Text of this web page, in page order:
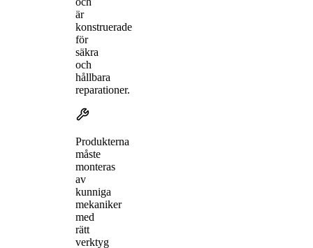
är
konstruerade
för
säkra
och
hållbara
reparationer.
Produkterna
måste
monteras
av
kunniga
mekaniker
med
rätt
verktyg